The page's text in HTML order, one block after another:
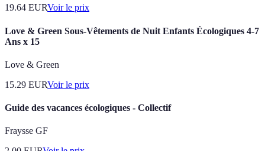
19.64 EURVoir le prix
Love & Green Sous-Vêtements de Nuit Enfants Écologiques 4-7
Ans x 15
Love & Green
15.29 EURVoir le prix
Guide des vacances écologiques - Collectif
Fraysse GF